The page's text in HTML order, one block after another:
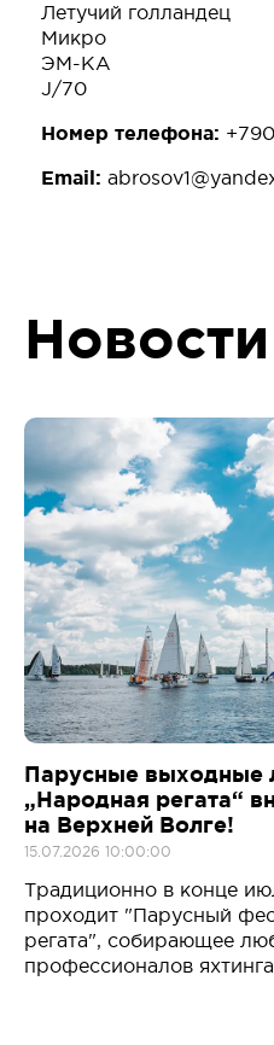
Летучий голландец
Микро
ЭМ-КА
J/70
Номер телефона:
Email:
Парусные выходные
„Народная регата“
на Верхней Волге!
15.07.2026 10:00:00
Традиционно в конце
проходит "Парусный
регата", собирающее
профессионалов яхтинга .